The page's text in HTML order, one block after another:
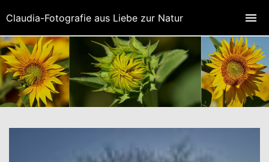
Claudia-Fotografie aus Liebe zur Natur